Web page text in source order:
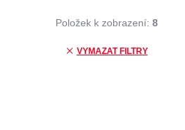
VYMAZAT FILTRY
Položek k zobrazení: 8